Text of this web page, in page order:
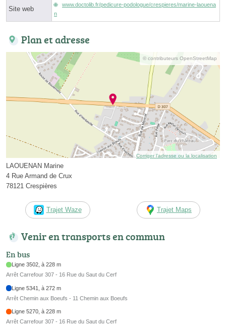
Site web
www.doctolib.fr/pedicure-podologue/crespieres/marine-laouena
n
Plan et adresse
© contributeurs OpenStreetMap
Corriger l’adresse ou la localisation
LAOUENAN Marine
4 Rue Armand de Crux
78121 Crespières
Trajet Waze Trajet Maps
Venir en transports en commun
En bus
Ligne 3502, à 228 m
Arrêt Carrefour 307 - 16 Rue du Saut du Cerf
Ligne 5341, à 272 m
Arrêt Chemin aux Boeufs - 11 Chemin aux Boeufs
Ligne 5270, à 228 m
Arrêt Carrefour 307 - 16 Rue du Saut du Cerf